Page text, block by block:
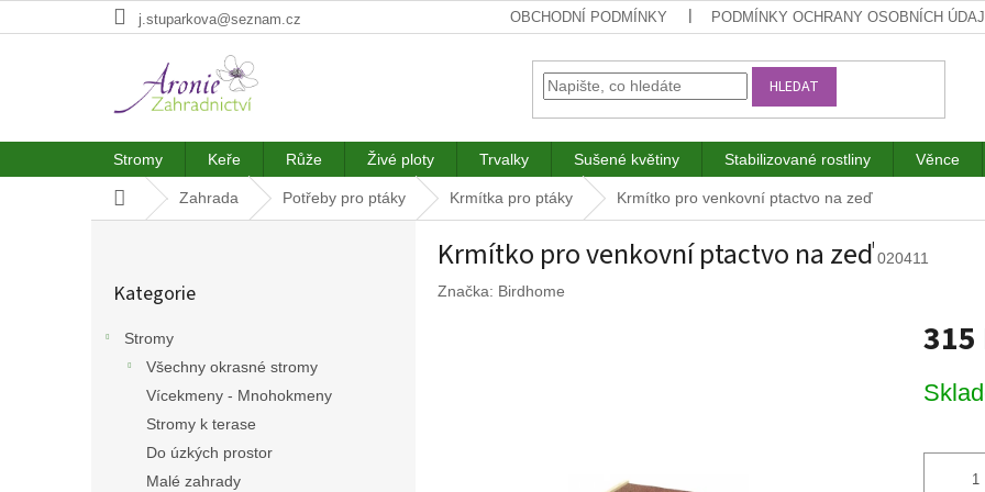
na
j.stuparkova@seznam.cz OBCHODNÍ PODMÍNKY PODMÍNKY OCHRANY OSOBNÍCH
HLEDAT
Stromy Keře Růže Živé ploty Trvalky Sušené květiny Stabilizované rostliny Věnce
Domů Zahrada Potřeby pro ptáky Krmítka pro ptáky Krmítko pro venkovní ptactvo na zeď
kategorie
Kategorie
Stromy
Všechny okrasné stromy
Vícekmeny - Mnohokmeny
Stromy k terase
Do úzkých prostor
Malé zahrady
Krmítko pro venkovní ptactvo na zeď 020411
Značka: Birdhome
315
cena: